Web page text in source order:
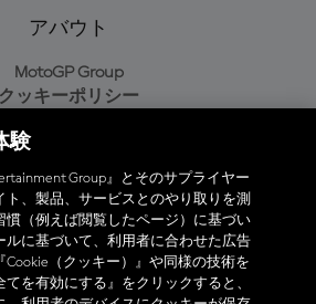
アバウト
MotoGP Group
クッキーポリシー
イバシーポリシー
購入ポリシー
オフィシャルアプリ
験
Group』とそのサプライヤー
ト、製品、サービスとのやり取りを測
慣（例えば閲覧したページ）に基づい
ルに基づいて、利用者に合わせた広告
Cookie（クッキー）』や同様の技術を
を有効にする』をクリックすると、